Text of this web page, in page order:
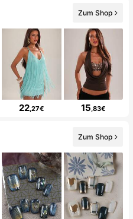
Zum Shop
22,27€ 15,83€
Zum Shop